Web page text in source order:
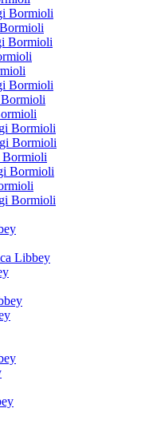
Bormioli
Bormioli
Bormioli
Bormioli
Bormioli
Bormioli
Bormioli
Bormioli
Libbey